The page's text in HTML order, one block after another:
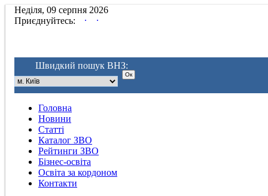
Неділя, 09 серпня 2026
Приєднуйтесь:
. .
Швидкий пошук ВНЗ:
Головна
Новини
Статті
Каталог ЗВО
Рейтинги ЗВО
Бізнес-освіта
Освіта за кордоном
Контакти